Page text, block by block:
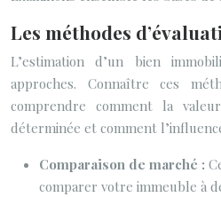
Les méthodes
L’estimation d’un bien
approches. Connaître ces
comprendre comment la
déterminée et comment
Comparaison de marché :
comparer votre immeuble à